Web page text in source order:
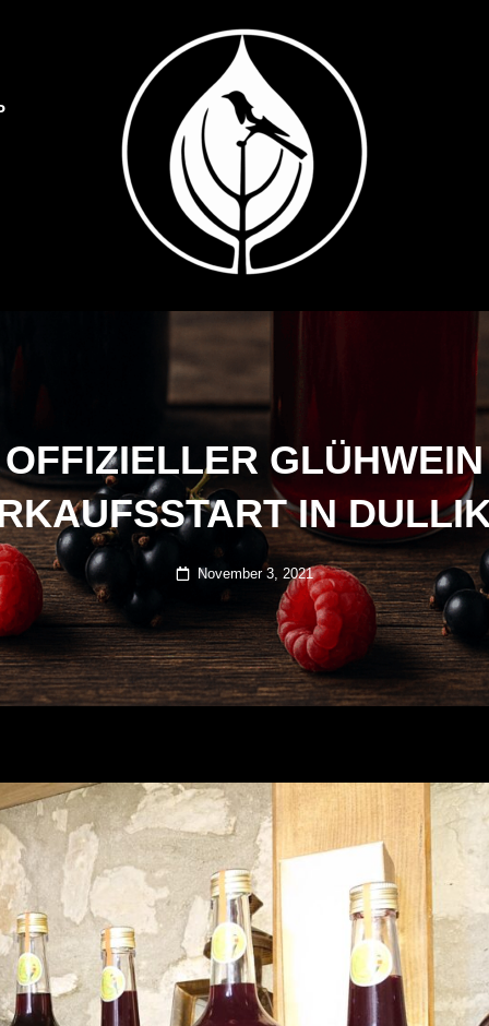
SPEZIALITÄTEN
Dulliker Spezialitäten
OFFIZIELLER GLÜHWEIN
IN
Posted
November 3, 2021